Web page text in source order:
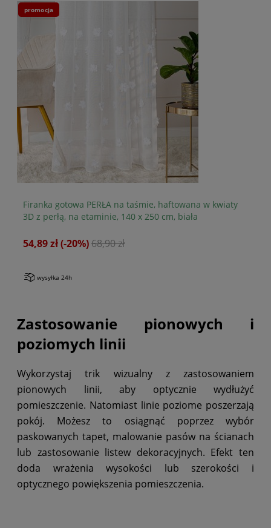
Firanka gotowa PERŁA na taśmie, haftowana w kwiaty
3D z perłą, na etaminie, 140 x 250 cm, biała
54,89 zł(-20%)68,90 zł
promocja
wysyłka 24h
Zastosowanie pionowych i
poziomych linii
Wykorzystaj trik wizualny z zastosowaniem
pionowych linii, aby optycznie wydłużyć
pomieszczenie. Natomiast linie poziome poszerzają
pokój. Możesz to osiągnąć poprzez wybór
paskowanych tapet, malowanie pasów na ścianach
lub zastosowanie listew dekoracyjnych. Efekt ten
doda wrażenia wysokości lub szerokości i
optycznego powiększenia pomieszczenia.